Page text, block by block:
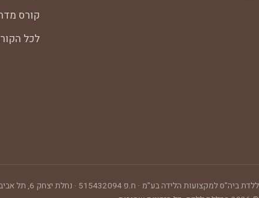
קורס
לכל
ללדת ביה"ס למקצועות הלידה בע"מ · ח.פ515432094
· נחלת יצחק 6, תל אביב